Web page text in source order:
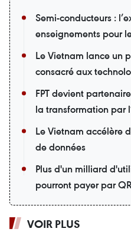
Semi-conducteurs :
enseignements pour
Le Vietnam lance un
consacré aux
FPT devient
la transformation par
Le Vietnam accélère
de données
Plus d'un milliard
pourront payer par
VOIR PLUS